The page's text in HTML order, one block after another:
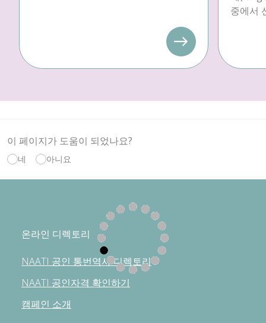
중에서
이 페이지가 도움이 되었나요?
네 아니요
온라인 디렉토리
NAATI 공인 통번역사 디렉토리
NAATI 공인자격 확인하기
캠페인 소개